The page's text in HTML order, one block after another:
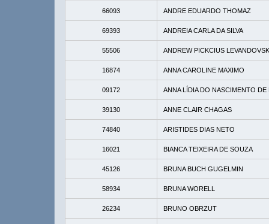
66093 ANDRE EDUARDO THOMAZ
69393 ANDREIA CARLA DA SILVA
55506 ANDREW PICKCIUS
16874 ANNA CAROLINE MAXIMO
09172 ANNA LÍDIA DO NASCIMENTO DE
39130 ANNE CLAIR CHAGAS
74840 ARISTIDES DIAS NETO
16021 BIANCA TEIXEIRA DE SOUZA
45126 BRUNA BUCH GUGELMIN
58934 BRUNA WORELL
26234 BRUNO OBRZUT